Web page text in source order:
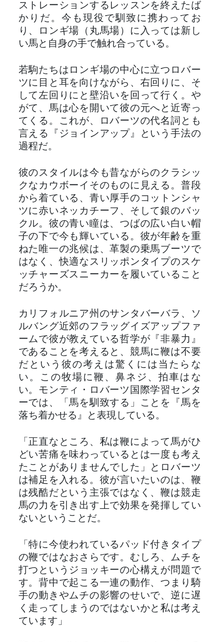
ストレーションするレッスンを終えたば
かりだ。今も現役で馴致に携わってお
り、ロンギ場（丸馬場）に入っては新し
い馬と自身の手で触れ合っている。
若駒たちはロンギ場の中心に立つロバー
ツに目と耳を向けながら、右回りに、そ
して左回りにと壁沿いを回って行く。や
がて、馬は心を開いて彼の元へと近寄っ
てくる。これが、ロバーツの代名詞とも
言える『ジョインアップ』という手法の
過程だ。
彼のスタイルは今も昔ながらのクラシッ
クなカウボーイそのものに見える。普段
から着ている、青い厚手のコットンシャ
ツに赤いネッカチーフ、そして銀のバッ
クル。彼の青い瞳は、つばの広い白い帽
子の下で今も輝いている。彼が年齢を重
ねた唯一の兆候は、革製の乗馬ブーツで
はなく、快適なスリッポンタイプのスケ
ッチャーズスニーカーを履いていること
だろうか。
カリフォルニア州のサンタバーバラ、ソ
ルバング近郊のフラッグイズアップファ
ームで彼が教えている哲学が『非暴力』
であることを考えると、競馬に鞭は不要
だという彼の考えは驚くには当たらな
い。この牧場に鞭、鼻ネジ、拍車はな
い。モンティ・ロバーツ国際学習センタ
ーでは、「馬を馴致する」ことを『馬を
落ち着かせる』と表現している。
「正直なところ、私は鞭によって馬がひ
どい苦痛を味わっているとは一度も考え
たことがありませんでした」とロバーツ
は補足を入れる。彼が言いたいのは、鞭
は残酷だという主張ではなく、鞭は競走
馬の力を引き出す上で効果を発揮してい
ないということだ。
「特に今使われているパッド付きタイプ
の鞭ではなおさらです。むしろ、ムチを
打つというジョッキーの心構えが問題で
す。背中で起こる一連の動作、つまり騎
手の動きやムチの影響のせいで、逆に遅
く走ってしまうのではないかと私は考え
ています」